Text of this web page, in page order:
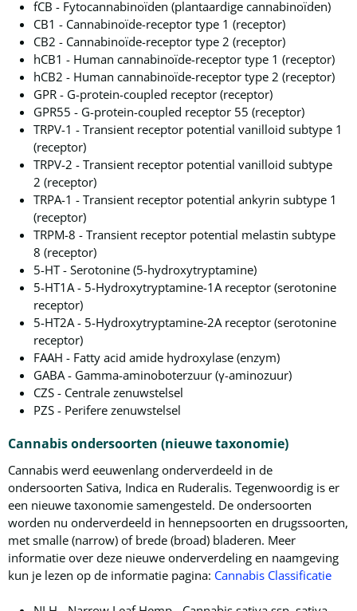
fCB - Fytocannabinoïden (plantaardige cannabinoïden)
CB1 - Cannabinoïde-receptor type 1 (receptor)
CB2 - Cannabinoïde-receptor type 2 (receptor)
hCB1 - Human cannabinoïde-receptor type 1 (receptor)
hCB2 - Human cannabinoïde-receptor type 2 (receptor)
GPR - G-protein-coupled receptor (receptor)
GPR55 - G-protein-coupled receptor 55 (receptor)
TRPV-1 - Transient receptor potential vanilloid subtype 1
(receptor)
TRPV-2 - Transient receptor potential vanilloid subtype
2 (receptor)
TRPA-1 - Transient receptor potential ankyrin subtype 1
(receptor)
TRPM-8 - Transient receptor potential melastin subtype
8 (receptor)
5-HT - Serotonine (5-hydroxytryptamine)
5-HT1A - 5-Hydroxytryptamine-1A receptor (serotonine
receptor)
5-HT2A - 5-Hydroxytryptamine-2A receptor (serotonine
receptor)
FAAH - Fatty acid amide hydroxylase (enzym)
GABA - Gamma-aminoboterzuur (γ-aminozuur)
CZS - Centrale zenuwstelsel
PZS - Perifere zenuwstelsel
Cannabis ondersoorten (nieuwe taxonomie)
Cannabis werd eeuwenlang onderverdeeld in de
ondersoorten Sativa, Indica en Ruderalis. Tegenwoordig is er
een nieuwe taxonomie samengesteld. De ondersoorten
worden nu onderverdeeld in hennepsoorten en drugssoorten,
met smalle (narrow) of brede (broad) bladeren. Meer
informatie over deze nieuwe onderverdeling en naamgeving
kun je lezen op de informatie pagina: Cannabis Classificatie